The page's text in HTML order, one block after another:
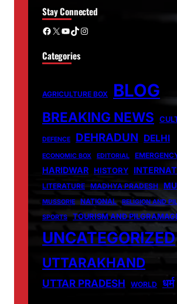
Stay Connected
Facebook X YouTube TikTok Instagram
Categories
AGRICULTURE BOX BLOG
BREAKING NEWS
DEFENCE DEHRADUN DELHI
ECONOMIC BOX EDITORIAL
HARIDWAR HISTORY
LITERATURE MADHYA PRADESH
MUSSORIE NATIONAL
RELIGION AND
SPORTS
TOURISM AND
UNCATEGORIZED
UTTARAKHAND
UTTAR PRADESH WORLD धर्म